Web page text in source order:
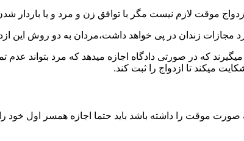
موقت لازم نیست مگر با توافق زن و مرد و یا باردار
مجازات زندان در پی خواهد داشت،مردان به دو روش این
میگیرند که در صورتی دادگاه اجازه میدهد که مرد بتواند عدم
میکند تا ازدواج را ثبت کند.
موقت را داشته باشد باید حتما اجازه همسر اول خود